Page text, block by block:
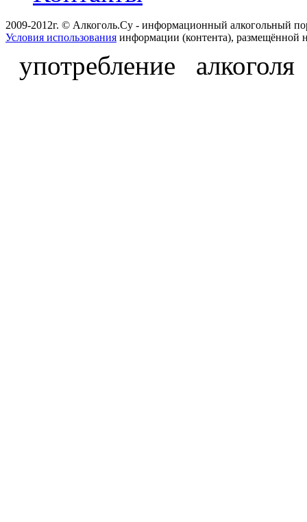
2009-2012г. © Алкоголь.Су - информационный алкогольный
Условия использования информации (контента), размещённой
употребление